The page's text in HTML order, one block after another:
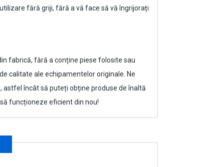
fără griji, fără a vă face să vă îngrijorați
fabrică, fără a conține piese folosite sau
calitate ale echipamentelor originale. Ne
astfel încât să puteți obține produse de înaltă
funcționeze eficient din nou!